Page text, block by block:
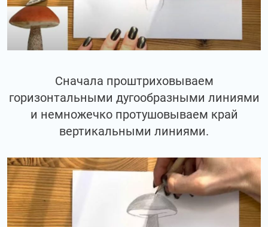
Сначала проштриховываем
горизонтальными дугообразными линиями
и немножечко протушовываем край
вертикальными линиями.